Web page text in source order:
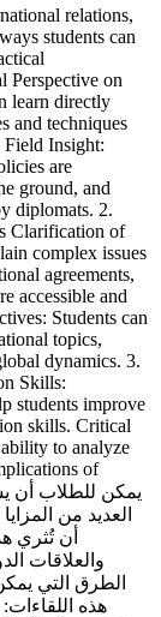
relations,
students can
Perspective on
learn directly
and techniques
Field Insight:
are
ground, and
diplomats. 2.
Clarification of
complex issues
agreements,
accessible and
Students can
topics,
dynamics. 3.
Skills:
students improve
skills. Critical
to analyze
of
العديد من
أن تُثري
والعلاقات
الطرق التي